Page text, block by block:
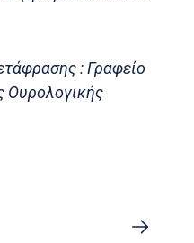
: Γραφείο
Ουρολογικής